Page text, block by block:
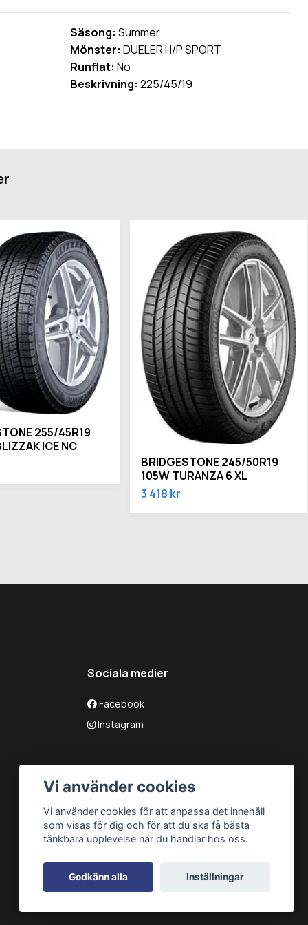
Säsong: Summer
Mönster: DUELER H/P SPORT
Runflat: No
Beskrivning: 225/45/19
255/45R19
ICE NC
BRIDGESTONE 245/50R19
105W TURANZA 6 XL
3 418 kr
Sociala medier
Facebook
Instagram
Vi använder cookies
Vi använder cookies för att anpassa det innehåll
som visas för dig och för att du ska få bästa
tänkbara upplevelse när du handlar hos oss.
Godkänn alla Inställningar